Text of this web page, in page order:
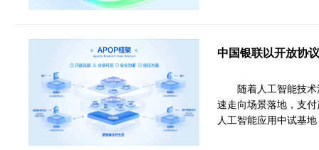
中国银联以开放协
随着人工智能技
速走向场景落地，支
人工智能应用中试基